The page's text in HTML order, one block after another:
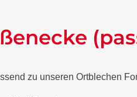
zu unseren Ortblechen